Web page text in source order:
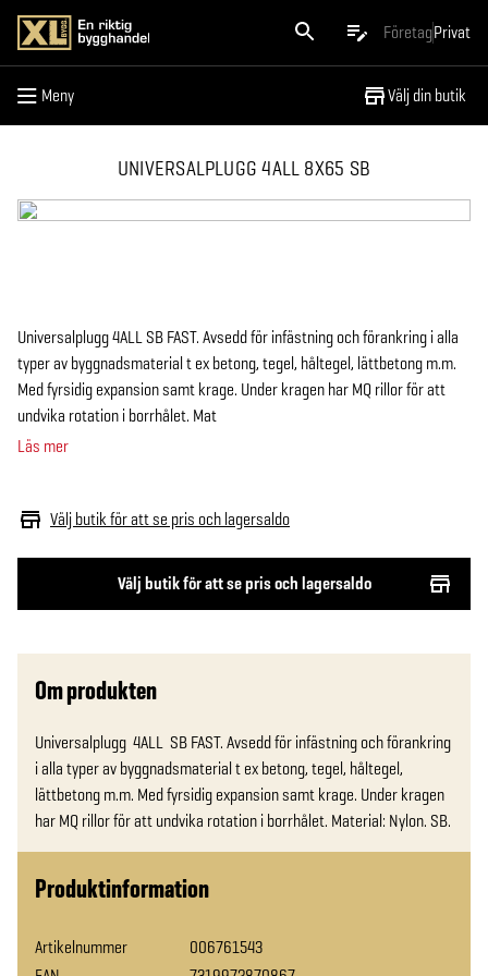
FöretagPrivat
Meny Välj din butik
Meny
UNIVERSALPLUGG 4ALL 8X65 SB
Välj butik för att se pris och lagersaldo
Välj butik för att se pris och lagersaldo
Universalplugg 4ALL SB FAST. Avsedd för infästning och förankring i alla
typer av byggnadsmaterial t ex betong, tegel, håltegel, lättbetong m.m.
Med fyrsidig expansion samt krage. Under kragen har MQ rillor för att
undvika rotation i borrhålet. Mat
Läs mer
Om produkten
Universalplugg  4ALL  SB FAST. Avsedd för infästning och förankring
i alla typer av byggnadsmaterial t ex betong, tegel, håltegel,
lättbetong m.m. Med fyrsidig expansion samt krage. Under kragen
har MQ rillor för att undvika rotation i borrhålet. Material: Nylon. SB.
Produktinformation
Artikelnummer
006761543